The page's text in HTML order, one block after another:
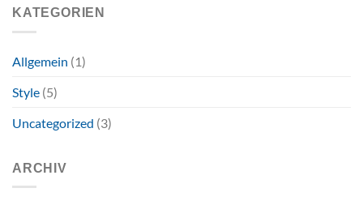
KATEGORIEN
Allgemein (1)
Style (5)
Uncategorized (3)
ARCHIV